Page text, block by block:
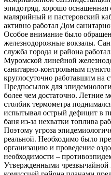
эпидотряд, хорошо оснащенная
малярийный и пастеровский
активно работал Дом
Особое внимание было
железнодорожные вокзалы.
служба города и района
Муромской линейной
санитарно-контрольным
круглосуточно работавшим на
Предпосылок для
более чем достаточно. Летние
столбик термометра
испытывал острый дефицит в
баня из-за нехватки топлива
Поэтому угроза
реальной. Необходимо было
организацию и проведение
необходимости –
Утвержденными чрезвычайной